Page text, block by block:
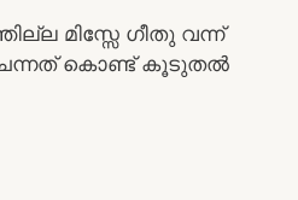
മിസ്സേ ഗീതു വന്ന്
കൊണ്ട് കൂടുതൽ